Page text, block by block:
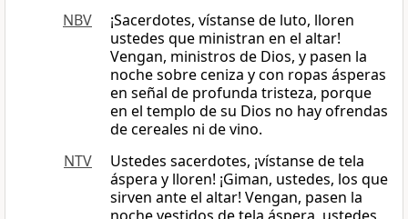
NBV
¡Sacerdotes, vístanse de luto, lloren
ustedes que ministran en el altar!
Vengan, ministros de Dios, y pasen la
noche sobre ceniza y con ropas ásperas
en señal de profunda tristeza, porque
en el templo de su Dios no hay ofrendas
de cereales ni de vino.
NTV
Ustedes sacerdotes, ¡vístanse de tela
áspera y lloren! ¡Giman, ustedes, los que
sirven ante el altar! Vengan, pasen la